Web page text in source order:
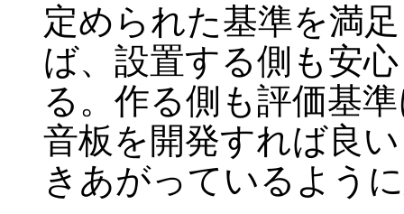
定められた基準を満
ば、設置する側も安
る。作る側も評価基
音板を開発すれば良
きあがっているよう